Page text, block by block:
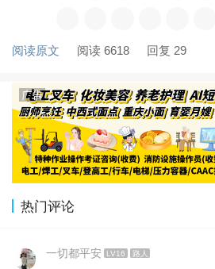
阅读原文 阅读 6618 回复 29
热门评论
一切都平安 LV16 路人